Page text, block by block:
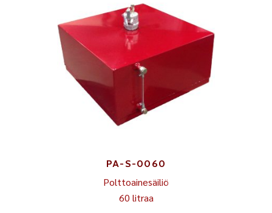
PA-S-0060
Polttoainesäiliö
60 litraa